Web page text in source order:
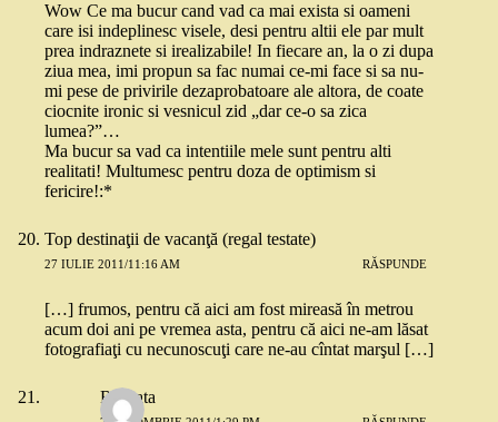
Wow Ce ma bucur cand vad ca mai exista si oameni
care isi indeplinesc visele, desi pentru altii ele par mult
prea indraznete si irealizabile! In fiecare an, la o zi dupa
ziua mea, imi propun sa fac numai ce-mi face si sa nu-
mi pese de privirile dezaprobatoare ale altora, de coate
ciocnite ironic si vesnicul zid „dar ce-o sa zica
lumea?”…
Ma bucur sa vad ca intentiile mele sunt pentru alti
realitati! Multumesc pentru doza de optimism si
fericire!:*
Top destinaţii de vacanţă (regal testate)
27 IULIE 2011/11:16 AM RĂSPUNDE
[…] frumos, pentru că aici am fost mireasă în metrou
acum doi ani pe vremea asta, pentru că aici ne-am lăsat
fotografiaţi cu necunoscuţi care ne-au cîntat marşul […]
Roscata